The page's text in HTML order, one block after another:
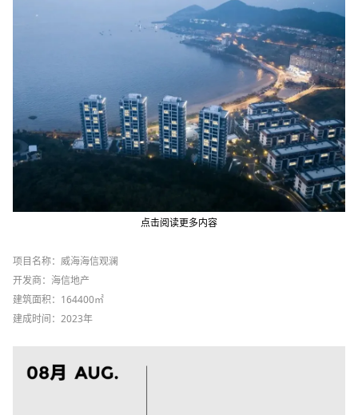
点击阅读更多内容
项目名称：威海海信观澜
开发商：海信地产
建筑面积：164400㎡
建成时间：2023年